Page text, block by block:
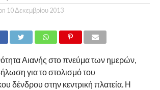
10 Δεκεμβρίου 2013
Αιανής στο πνεύμα των ημερών,
για το στολισμό του
δένδρου στην κεντρική πλατεία. Η